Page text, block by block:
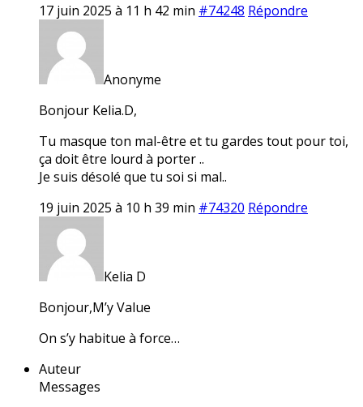
17 juin 2025 à 11 h 42 min #74248 Répondre
Anonyme
Bonjour Kelia.D,
Tu masque ton mal-être et tu gardes tout pour toi,
ça doit être lourd à porter ..
Je suis désolé que tu soi si mal..
19 juin 2025 à 10 h 39 min #74320 Répondre
Kelia D
Bonjour,M’y Value
On s’y habitue à force…
Auteur
Messages